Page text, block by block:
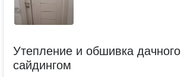
Утепление и обшивка
сайдингом